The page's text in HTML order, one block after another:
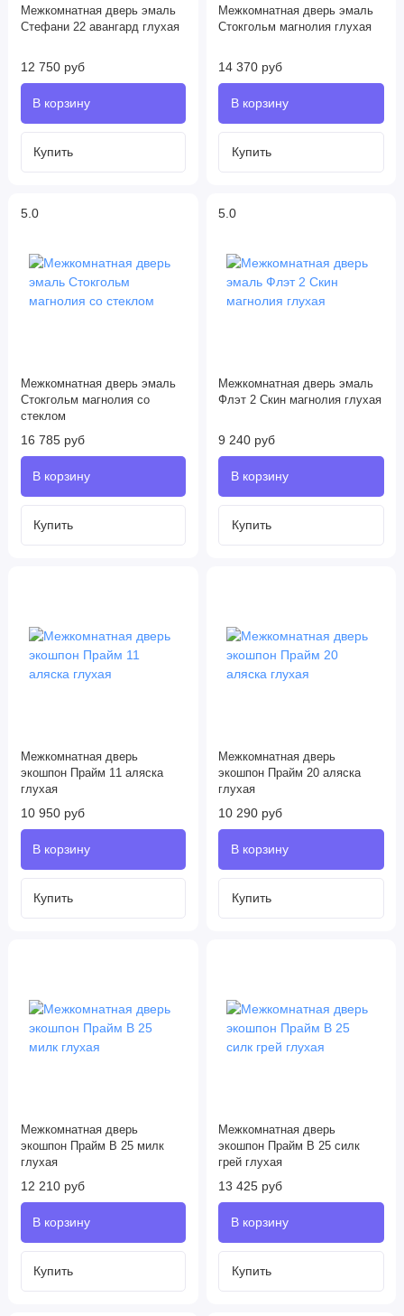
Межкомнатная дверь эмаль
Стефани 22 авангард глухая
12 750 руб
Межкомнатная дверь эмаль
Стокгольм магнолия глухая
14 370 руб
5.0
Межкомнатная дверь эмаль
Стокгольм магнолия со
стеклом
16 785 руб
5.0
Межкомнатная дверь эмаль
Флэт 2 Скин магнолия глухая
9 240 руб
Межкомнатная дверь
экошпон Прайм 11 аляска
глухая
10 950 руб
Межкомнатная дверь
экошпон Прайм 20 аляска
глухая
10 290 руб
Межкомнатная дверь
экошпон Прайм B 25 милк
глухая
12 210 руб
Межкомнатная дверь
экошпон Прайм B 25 силк
грей глухая
13 425 руб